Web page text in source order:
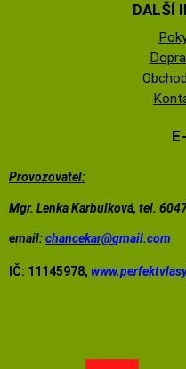
DALŠÍ
Provozovatel:
Mgr. Lenka Karbulková, tel.
email:chancekar@gmail.com
IČ: 11145978,